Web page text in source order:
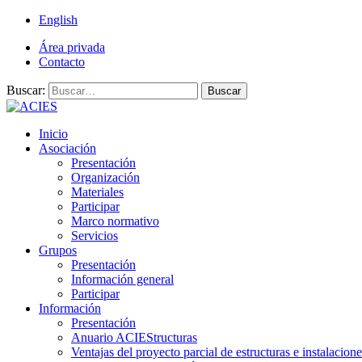
English
Área privada
Contacto
Buscar: Buscar
Inicio
Asociación
Presentación
Organización
Materiales
Participar
Marco normativo
Servicios
Grupos
Presentación
Información general
Participar
Información
Presentación
Anuario ACIEStructuras
Ventajas del proyecto parcial de estructuras e